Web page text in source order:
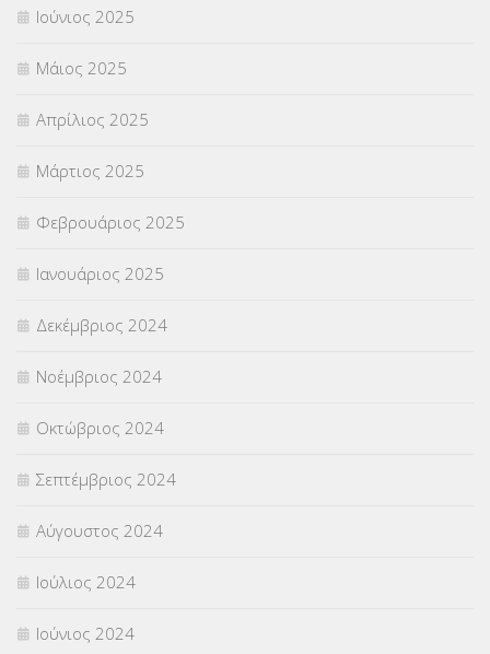
Ιούνιος 2025
Μάιος 2025
Απρίλιος 2025
Μάρτιος 2025
Φεβρουάριος 2025
Ιανουάριος 2025
Δεκέμβριος 2024
Νοέμβριος 2024
Οκτώβριος 2024
Σεπτέμβριος 2024
Αύγουστος 2024
Ιούλιος 2024
Ιούνιος 2024